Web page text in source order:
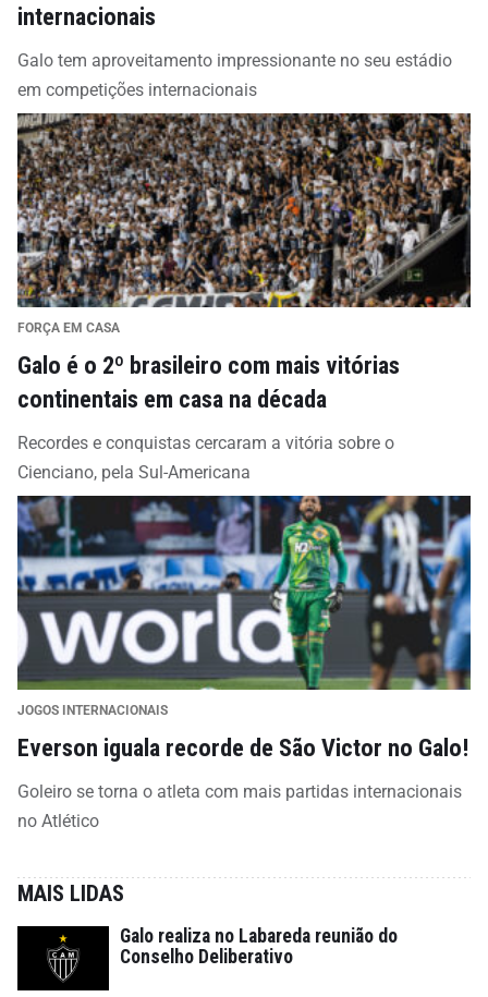
internacionais
Galo tem aproveitamento impressionante no seu estádio
em competições internacionais
FORÇA EM CASA
Galo é o 2º brasileiro com mais vitórias
continentais em casa na década
Recordes e conquistas cercaram a vitória sobre o
Cienciano, pela Sul-Americana
JOGOS INTERNACIONAIS
Everson iguala recorde de São Victor no Galo!
Goleiro se torna o atleta com mais partidas internacionais
no Atlético
MAIS LIDAS
Galo realiza no Labareda reunião do
Conselho Deliberativo